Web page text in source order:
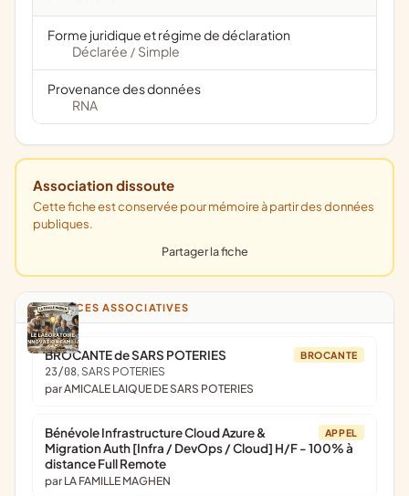
Forme juridique et régime de déclaration
Déclarée / Simple
Provenance des données
RNA
Association dissoute
Cette fiche est conservée pour mémoire à partir des données
publiques.
Partager la fiche
ANNONCES ASSOCIATIVES
BROCANTE
BROCANTE de SARS POTERIES
23/08, SARS POTERIES
par AMICALE LAIQUE DE SARS POTERIES
APPEL
Bénévole Infrastructure Cloud Azure &
Migration Auth [Infra / DevOps / Cloud] H/F - 100% à
distance Full Remote
par LA FAMILLE MAGHEN